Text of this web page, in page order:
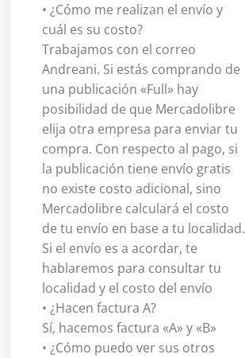
• ¿Cómo me realizan el envío y
cuál es su costo?
Trabajamos con el correo
Andreani. Si estás comprando de
una publicación «Full» hay
posibilidad de que Mercadolibre
elija otra empresa para enviar tu
compra. Con respecto al pago, si
la publicación tiene envío gratis
no existe costo adicional, sino
Mercadolibre calculará el costo
de tu envío en base a tu localidad.
Si el envío es a acordar, te
hablaremos para consultar tu
localidad y el costo del envío
• ¿Hacen factura A?
Sí, hacemos factura «A» y «B»
• ¿Cómo puedo ver sus otros